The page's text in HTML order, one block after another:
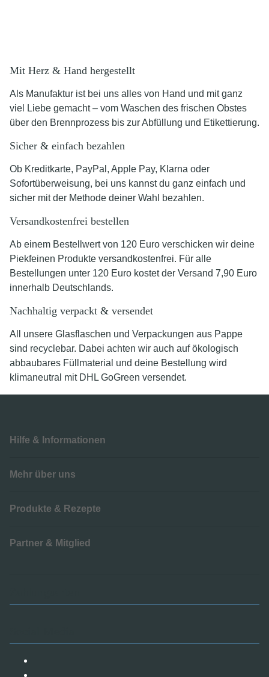
Mit Herz & Hand hergestellt
Als Manufaktur ist bei uns alles von Hand und mit ganz
viel Liebe gemacht – vom Waschen des frischen Obstes
über den Brennprozess bis zur Abfüllung und Etikettierung.
Sicher & einfach bezahlen
Ob Kreditkarte, PayPal, Apple Pay, Klarna oder
Sofortüberweisung, bei uns kannst du ganz einfach und
sicher mit der Methode deiner Wahl bezahlen.
Versandkostenfrei bestellen
Ab einem Bestellwert von 120 Euro verschicken wir deine
Piekfeinen Produkte versandkostenfrei. Für alle
Bestellungen unter 120 Euro kostet der Versand 7,90 Euro
innerhalb Deutschlands.
Nachhaltig verpackt & versendet
All unsere Glasflaschen und Verpackungen aus Pappe
sind recyclebar. Dabei achten wir auch auf ökologisch
abbaubares Füllmaterial und deine Bestellung wird
klimaneutral mit DHL GoGreen versendet.
Hilfe & Informationen
Mehr über uns
Produkte & Rezepte
Partner & Mitglied